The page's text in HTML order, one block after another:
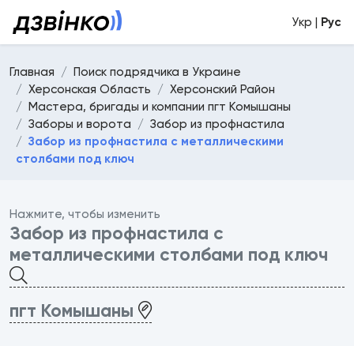
Укр | Рус
Главная
Поиск подрядчика в Украине
Херсонская Область
Херсонский Район
Мастера, бригады и компании пгт Комышаны
Заборы и ворота
Забор из профнастила
Забор из профнастила с металлическими
столбами под ключ
Нажмите, чтобы изменить
Забор из профнастила с
металлическими столбами под ключ
пгт Комышаны